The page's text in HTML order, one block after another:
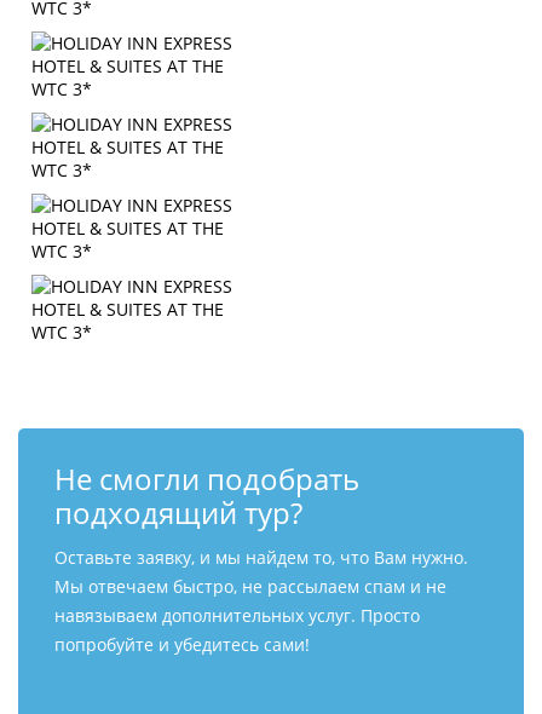
Не смогли подобрать
подходящий тур?
Оставьте заявку, и мы найдем то, что Вам нужно.
Мы отвечаем быстро, не рассылаем спам и не
навязываем дополнительных услуг. Просто
попробуйте и убедитесь сами!